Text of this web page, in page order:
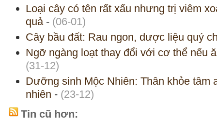
Loại cây có tên rất xấu nhưng trị viêm
quả- (06-01)
Cây bầu đất: Rau ngon, dược liệu quý
Ngỡ ngàng loạt thay đổi với cơ thể nếu
(31-12)
Dưỡng sinh Mộc Nhiên: Thân khỏe tâm
nhiên - (23-12)
Tin cũ hơn: